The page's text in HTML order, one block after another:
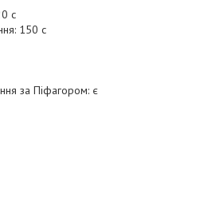
с
150 с
за Піфагором: є